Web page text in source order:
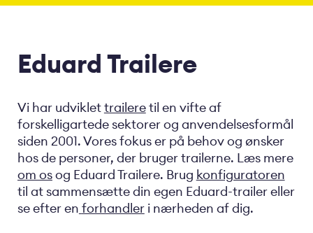
Eduard Trailere
Vi har udviklettraileretil en vifte af
forskelligartede sektorer og anvendelsesformål
siden 2001. Vores fokus er på behov og ønsker
hos de personer, der bruger trailerne. Læs mere
om osog Eduard Trailere. Brug konfiguratoren
til at sammensætte din egen Eduard-trailer eller
se efter en forhandleri nærheden af dig.